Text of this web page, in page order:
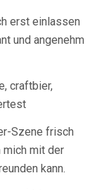
erst einlassen
und angenehm
Szene frisch
mich mit der
kann.